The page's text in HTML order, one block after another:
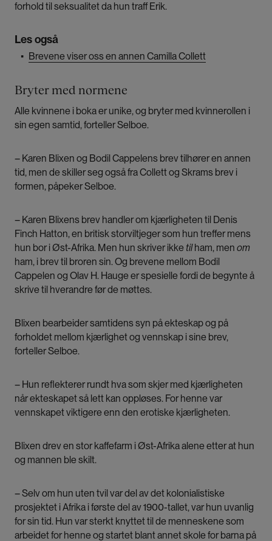
forhold til seksualitet da hun traff Erik.
Les også
▪ Brevene viser oss en annen Camilla Collett
Bryter med normene
Alle kvinnene i boka er unike, og bryter med kvinnerollen i
sin egen samtid, forteller Selboe.
– Karen Blixen og Bodil Cappelens brev tilhører en annen
tid, men de skiller seg også fra Collett og Skrams brev i
formen, påpeker Selboe.
– Karen Blixens brev handler om kjærligheten til Denis
Finch Hatton, en britisk storviltjeger som hun treffer mens
hun bor i Øst-Afrika. Men hun skriver ikke tilham, men om
ham, i brev til broren sin. Og brevene mellom Bodil
Cappelen og Olav H. Hauge er spesielle fordi de begynte å
skrive til hverandre før de møttes.
Blixen bearbeider samtidens syn på ekteskap og på
forholdet mellom kjærlighet og vennskap i sine brev,
forteller Selboe.
– Hun reflekterer rundt hva som skjer med kjærligheten
når ekteskapet så lett kan oppløses. For henne var
vennskapet viktigere enn den erotiske kjærligheten.
Blixen drev en stor kaffefarm i Øst-Afrika alene etter at hun
og mannen ble skilt.
– Selv om hun uten tvil var del av det kolonialistiske
prosjektet i Afrika i første del av 1900-tallet, var hun uvanlig
for sin tid. Hun var sterkt knyttet til de menneskene som
arbeidet for henne og startet blant annet skole for barna på